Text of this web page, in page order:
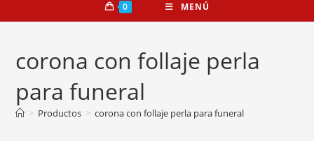
0 MENÚ
corona con follaje perla
para funeral
> Productos > corona con follaje perla para funeral